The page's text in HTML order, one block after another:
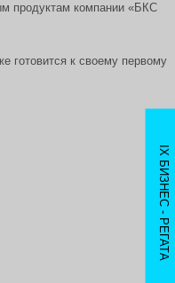
продуктам компании «БКС
готовится к своему первому
IX БИЗНЕС - РЕГАТА